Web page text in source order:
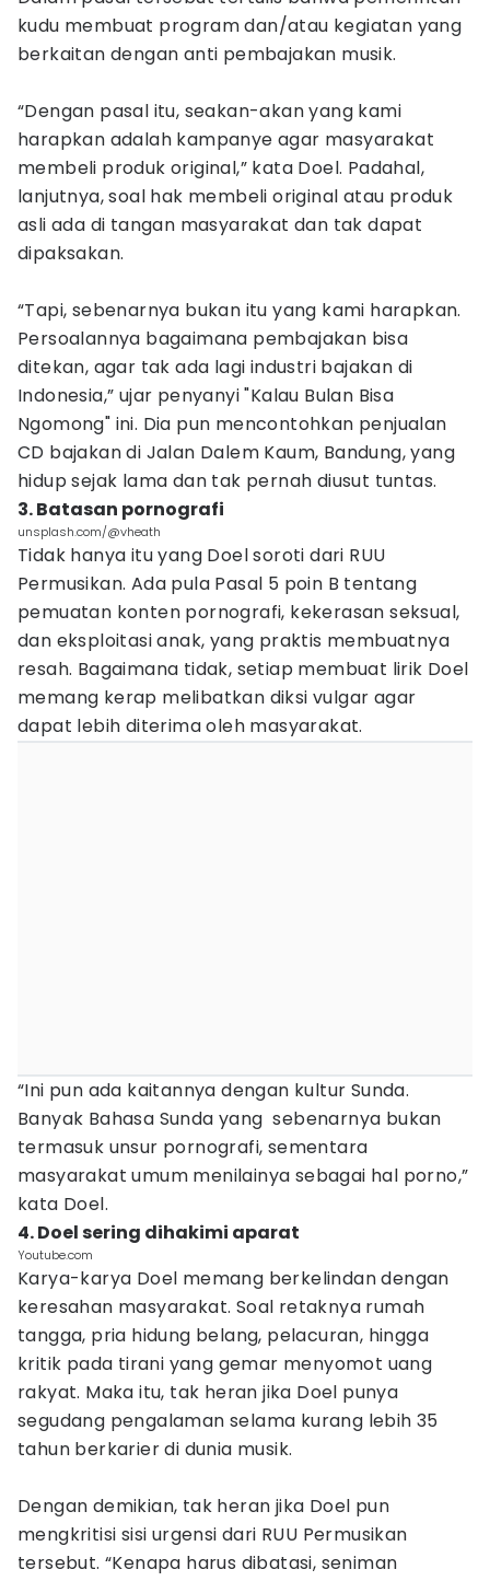
kudu membuat program dan/atau kegiatan yang
berkaitan dengan anti pembajakan musik.
“Dengan pasal itu, seakan-akan yang kami
harapkan adalah kampanye agar masyarakat
membeli produk original,” kata Doel. Padahal,
lanjutnya, soal hak membeli original atau produk
asli ada di tangan masyarakat dan tak dapat
dipaksakan.
“Tapi, sebenarnya bukan itu yang kami harapkan.
Persoalannya bagaimana pembajakan bisa
ditekan, agar tak ada lagi industri bajakan di
Indonesia,” ujar penyanyi "Kalau Bulan Bisa
Ngomong" ini. Dia pun mencontohkan penjualan
CD bajakan di Jalan Dalem Kaum, Bandung, yang
hidup sejak lama dan tak pernah diusut tuntas.
3. Batasan pornografi
unsplash.com/@vheath
Tidak hanya itu yang Doel soroti dari RUU
Permusikan. Ada pula Pasal 5 poin B tentang
pemuatan konten pornografi, kekerasan seksual,
dan eksploitasi anak, yang praktis membuatnya
resah. Bagaimana tidak, setiap membuat lirik Doel
memang kerap melibatkan diksi vulgar agar
dapat lebih diterima oleh masyarakat.
“Ini pun ada kaitannya dengan kultur Sunda.
Banyak Bahasa Sunda yang sebenarnya bukan
termasuk unsur pornografi, sementara
masyarakat umum menilainya sebagai hal porno,”
kata Doel.
4. Doel sering dihakimi aparat
Youtube.com
Karya-karya Doel memang berkelindan dengan
keresahan masyarakat. Soal retaknya rumah
tangga, pria hidung belang, pelacuran, hingga
kritik pada tirani yang gemar menyomot uang
rakyat. Maka itu, tak heran jika Doel punya
segudang pengalaman selama kurang lebih 35
tahun berkarier di dunia musik.
Dengan demikian, tak heran jika Doel pun
mengkritisi sisi urgensi dari RUU Permusikan
tersebut. “Kenapa harus dibatasi, seniman